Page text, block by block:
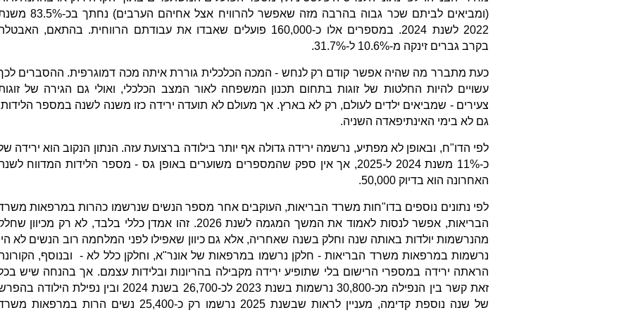
(ומביאים לביתם שכר גבוה בהרבה מזה שאפשר להרוויח אצל אחיהם הערבים) נחתך
2022 לשנת 2024. במספרים אלו כ-160,000 פועלים שאבדו את עבודתם הרווחית. בהתאם,
בקרב גברים זינקה מ-10.6% ל-31.7%.
כעת מתברר מה שהיה אפשר קודם רק לנחש - המכה הכלכלית גוררת איתה מכה דמוגרפית. ההסברים
עשויים להיות החלטות של זוגות בתחום תכנון המשפחה לאור המצב הכלכלי, ואולי גם הגירה של
צעירים - שמביאים ילדים לעולם, רק לא בארץ. אך מעולם לא תועדה ירידה כזו משנה לשנה במספר
גם לא בימי האינתיפאדה השניה.
לפי הדו"ח, ובאופן לא מפתיע, נרשמה ירידה גדולה אף יותר בילודה ברצועת עזה. הנתון הנקוב הוא ירידה
כ-11% משנת 2024 ל-2025, אך אין ספק שהמספרים משוערים באופן גס - מספר הלידות המדווח
האחרונה הוא בדיוק 50,000.
לפי נתונים נוספים בדו"חות משרד הבריאות, העוקבים אחר מספר הנשים שנרשמו כהרות במרפאות
הבריאות, אפשר לנסות לאמוד את המשך המגמה לשנת 2026. זהו אמדן כללי בלבד, לא רק מכיוון
מהנרשמות יולדות באותה שנה וחלק בשנה שאחריה, אלא גם כיוון שאפילו לפני המלחמה רוב הנשים לא
נרשמות במרפאות משרד הבריאות - חלקן נרשמו במרפאות של אונר"א, וחלקן כלל לא - ובנוסף,
הראתה ירידה במספרי הרישום בלי שתופיע ירידה מקבילה בהריונות ובלידות עצמם. אך בהנחה שיש
זאת קשר בין הנפילה מכ-30,800 נרשמות בשנת 2023 לכ-26,700 בשנת 2024 ובין נפילת הילודה
של שנה נוספת קדימה, מעניין לראות שבשנת 2025 נרשמו רק כ-25,400 נשים הרות במרפאות